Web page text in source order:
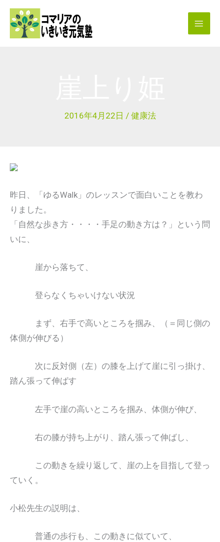
2016年4月22日 / 健康法
昨日、「ゆるWalk」のレッスンで面白いことを教わ
りました。
「自然な歩き方・・・・手足の動き方は？」という問
いに、
崖から落ちて、
登らなくちゃいけない状況
まず、右手で高いところを掴み、（＝同じ側の
体側が伸びる）
次に反対側（左）の膝を上げて崖に引っ掛け、
踏ん張って伸ばす
左手で崖の高いところを掴み、体側が伸び、
右の膝が持ち上がり、踏ん張って伸ばし、
この動きを繰り返して、崖の上を目指して登っ
ていく。
小松先生の説明は、
普通の歩行も、この動きに似ていて、